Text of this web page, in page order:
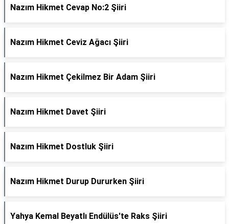
Nazım Hikmet Cevap No:2 Şiiri
Nazım Hikmet Ceviz Ağacı Şiiri
Nazım Hikmet Çekilmez Bir Adam Şiiri
Nazım Hikmet Davet Şiiri
Nazım Hikmet Dostluk Şiiri
Nazım Hikmet Durup Dururken Şiiri
Yahya Kemal Beyatlı Endülüs'te Raks Şiiri